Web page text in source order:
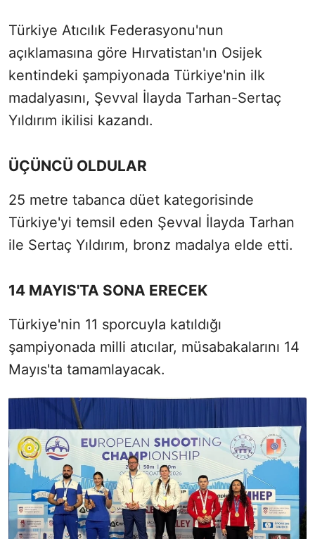
Türkiye Atıcılık Federasyonu'nun
açıklamasına göre Hırvatistan'ın Osijek
kentindeki şampiyonada Türkiye'nin ilk
madalyasını, Şevval İlayda Tarhan-Sertaç
Yıldırım ikilisi kazandı.
ÜÇÜNCÜ OLDULAR
25 metre tabanca düet kategorisinde
Türkiye'yi temsil eden Şevval İlayda Tarhan
ile Sertaç Yıldırım, bronz madalya elde etti.
14 MAYIS'TA SONA ERECEK
Türkiye'nin 11 sporcuyla katıldığı
şampiyonada milli atıcılar, müsabakalarını 14
Mayıs'ta tamamlayacak.